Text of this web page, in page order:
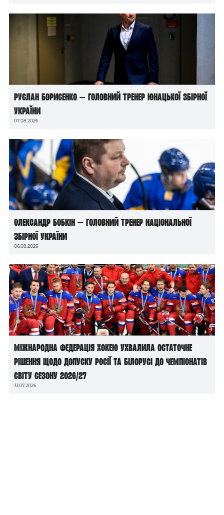
Руслан Борисенко — головний тренер юнацької збірної
України
07.08.2026
Олександр Бобкін — головний тренер національної
збірної України
06.08.2026
Міжнародна федерація хокею ухвалила остаточне
рішення щодо допуску росії та білорусі до чемпіонатів
світу сезону 2026/27
31.07.2026